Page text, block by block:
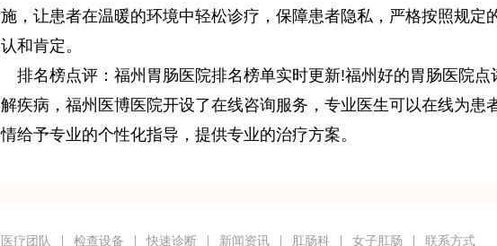
，让患者在温暖的环境中轻松诊疗，保障患者隐私，严格按照规定
和肯定。
榜点评：福州胃肠医院排名榜单实时更新!福州好的胃肠医院点
疾病，福州医博医院开设了在线咨询服务，专业医生可以在线为患
给予专业的个性化指导，提供专业的治疗方案。
医疗团队 检查设备 快速诊断 新闻资讯 肛肠科 女子肛肠 联系方式